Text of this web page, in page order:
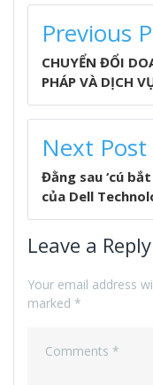
POST
NAVIGATION
Previous
CHUYỂN ĐỔI
PHÁP VÀ DỊCH
Next Post
Đằng sau ‘cú
của Dell
Leave a Reply
Your email address
marked *